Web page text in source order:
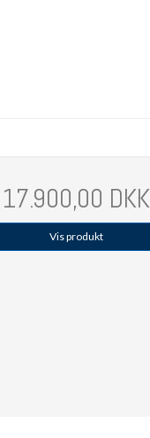
17.900,00 DKK
Vis produkt